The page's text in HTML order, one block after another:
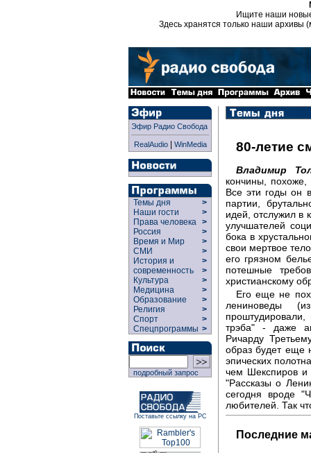
Ищите наши
Здесь хранятся только наши архивы
Эфир Радио Свобода
RealAudio| WinMedia
Темы дня
>
Наши гости
>
Права человека >
Россия
>
Время и Мир
>
СМИ
>
История и
современность
>
>
Культура
>
Медицина
>
Образование
>
Религия
>
Спорт
>
Спецпрограммы >
подробный запрос
Поставьте ссылку на РС
80-летие
Владимир
кончины,
Все эти годы он
партии,
идей, отслужил в
улучшателей
бока в
свои мертвое
его грязном
потешные
христианскому
Его еще не
лениноведы
трэба" - даже
Ричарду
образ будет еще
эпических
чем Шекспиров и
"Рассказы о
сегодня вроде
любителей. Так
Последние